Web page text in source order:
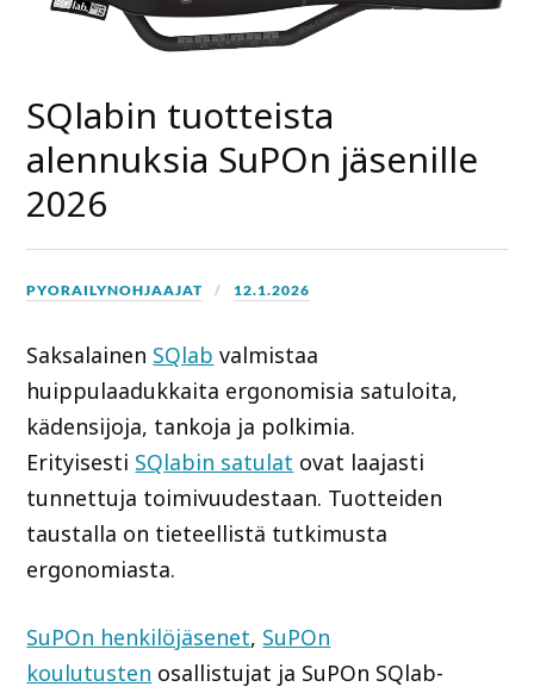
SQlabin tuotteista
alennuksia SuPOn jäsenille
2026
PYORAILYNOHJAAJAT 12.1.2026
Saksalainen SQlab valmistaa
huippulaadukkaita ergonomisia satuloita,
kädensijoja, tankoja ja polkimia.
Erityisesti SQlabin satulat ovat laajasti
tunnettuja toimivuudestaan. Tuotteiden
taustalla on tieteellistä tutkimusta
ergonomiasta.
SuPOn henkilöjäsenet, SuPOn
koulutusten osallistujat ja SuPOn SQlab-